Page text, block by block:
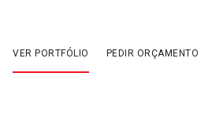
VER PORTFÓLIO PEDIR ORÇAMENTO